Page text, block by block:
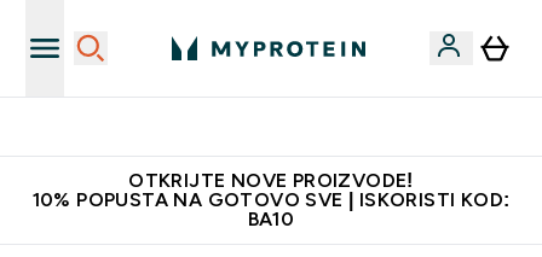
OTKRIJTE NOVE PROIZVODE!
10% POPUSTA NA GOTOVO SVE | ISKORISTI KOD:
BA10